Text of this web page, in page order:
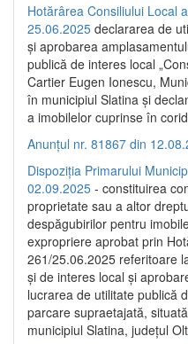
Hotărârea Consiliului Local
25.06.2025 declararea de
și aprobarea
publică de interes local
Cartier Eugen Ionescu,
în municipiul Slatina și
a imobilelor cuprinse în
Anunțul nr. 81867 din
Dispoziția Primarului
02.09.2025 - constituirea
proprietate sau a altor
despăgubirilor pentru
expropriere aprobat prin
261/25.06.2025 referitoare
și de interes local și
lucrarea de utilitate publică
parcare supraetajată,
municipiul Slatina, județul